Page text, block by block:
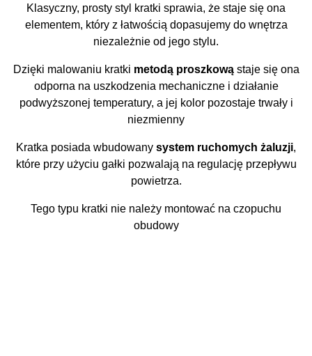
Klasyczny, prosty styl kratki sprawia, że staje się ona
elementem, który z łatwością dopasujemy do wnętrza
niezależnie od jego stylu.
Dzięki malowaniu kratki metodą proszkowąstaje się ona
odporna na uszkodzenia mechaniczne i działanie
podwyższonej temperatury, a jej kolor pozostaje trwały i
niezmienny
Kratka posiada wbudowany system ruchomych żaluzji,
które przy użyciu gałki pozwalają na regulację przepływu
powietrza.
Tego typu kratki nie należy montować na czopuchu
obudowy